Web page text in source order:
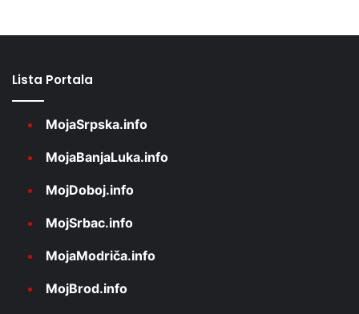
Lista Portala
MojaSrpska.info
MojaBanjaLuka.info
MojDoboj.info
MojSrbac.info
MojaModriča.info
MojBrod.info